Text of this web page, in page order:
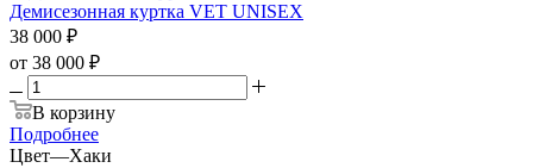
Демисезонная куртка VET UNISEX
38 000 ₽
от 38 000 ₽
В корзину
Подробнее
Цвет—Хаки